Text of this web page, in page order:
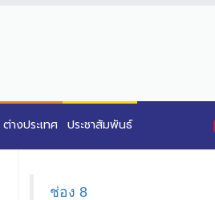
ต่างประเทศ ประชาสัมพันธ์